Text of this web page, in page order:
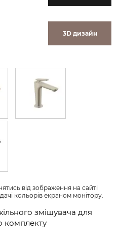
3D дизайн
від зображення на сайті
кольорів екраном монітору.
змішувача для
комплекту